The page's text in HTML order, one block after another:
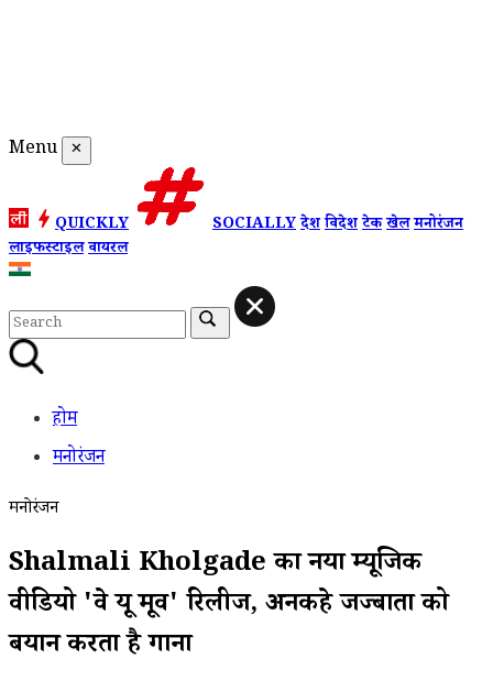
Menu ✕
QUICKLY SOCIALLYदेशविदेशटेकखेलमनोरंजन
लाइफस्टाइलवायरल
होम
मनोरंजन
मनोरंजन
Shalmali Kholgade का नया म्यूजिक
वीडियो 'वे यू मूव' रिलीज, अनकहे जज्बातों को
बयान करता है गाना